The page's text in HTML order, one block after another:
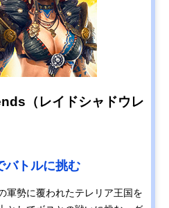
（レイドシャドウレ
バトルに挑む
軍勢に覆われたテレリア王国を